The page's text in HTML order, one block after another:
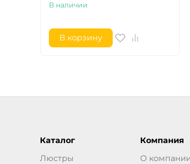
В наличии
В корзину
Каталог
Люстры
Компания
О